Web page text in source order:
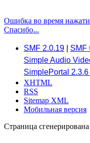
Ошибка во время
Спасибо...
SMF 2.0.19 SMF
Simple Audio
SimplePortal
XHTML
RSS
Sitemap XML
Мобильная версия
Страница